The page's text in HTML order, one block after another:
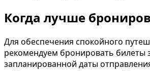
Когда лучше
Для обеспечения спокойного
рекомендуем бронировать билеты
запланированной даты